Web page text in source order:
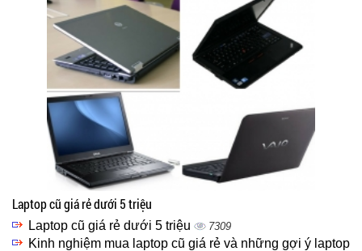
Laptop cũ giá rẻ dưới 5 triệu
Laptop cũ giá rẻ dưới 5 triệu 7309
Kinh nghiệm mua laptop cũ giá rẻ và những gợi ý laptop